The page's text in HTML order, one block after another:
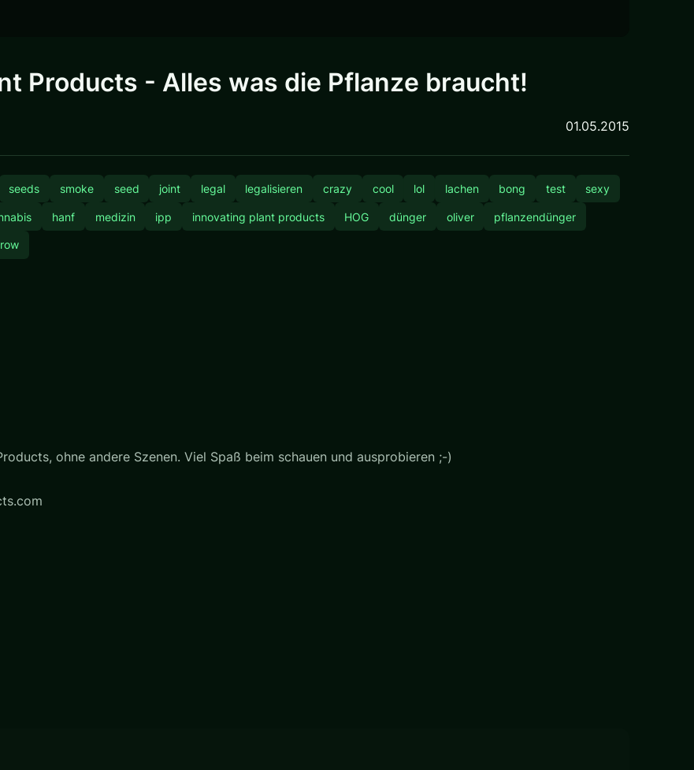
Products - Alles was die Pflanze braucht!
01.05.2015
seeds smoke seed joint legal legalisieren crazy cool lol lachen bong test sexy
hanf medizin ipp innovating plant products HOG dünger oliver pflanzendünger
ohne andere Szenen. Viel Spaß beim schauen und ausprobieren ;-)